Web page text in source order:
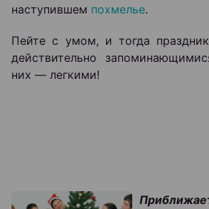
наступившем похмелье.
Пейте с умом, и тогда
действительно
них — легкими!